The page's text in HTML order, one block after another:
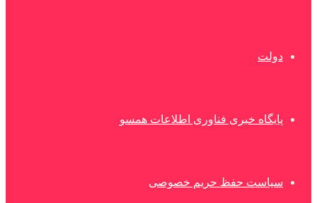
دولت
پایگاه خبری فناوری اطلاعات همسو
سیاست حفظ حریم خصوصی